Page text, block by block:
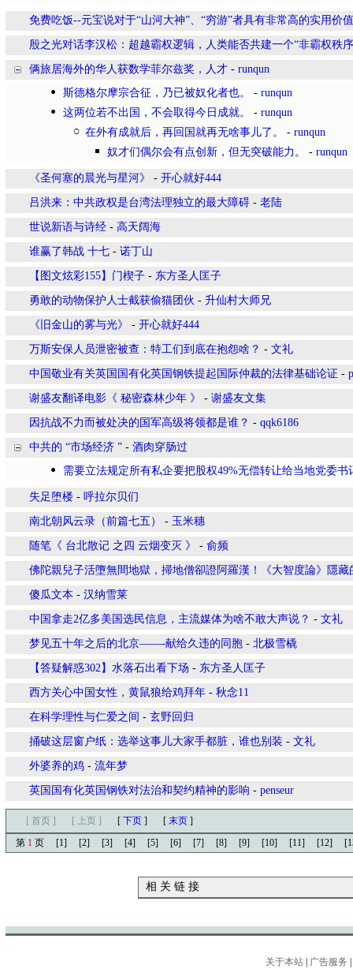
免费吃饭--元宝说对于“山河大神”、“穷游”者具有非常高的实用价
殷之光对话李汉松：超越霸权逻辑，人类能否共建一个“非霸权秩
俩旅居海外的华人获数学菲尔兹奖，人才 - runqun
斯德格尔摩宗合征，乃已被奴化者也。
- runqun
这两位若不出国，不会取得今日成就。
- runqun
在外有成就后，再回国就再无啥事儿了。
- runqun
奴才们偶尔会有点创新，但无突破能力。
- runqun
《圣何塞的晨光与星河》 - 开心就好444
吕洪来：中共政权是台湾法理独立的最大障碍 - 老陆
世说新语与诗经 - 高天阔海
谁赢了韩战 十七 - 诺丁山
【图文炫彩155】门楔子 - 东方圣人匡子
勇敢的动物保护人士截获偷猫团伙 - 升仙村大师兄
《旧金山的雾与光》 - 开心就好444
万斯安保人员泄密被查：特工们到底在抱怨啥？ - 文礼
中国敬业有关英国国有化英国钢铁提起国际仲裁的法律基础论证 -
谢盛友翻译电影《 秘密森林少年 》 - 谢盛友文集
因抗战不力而被处决的国军高级将领都是谁？ - qqk6186
中共的 “市场经济 ” - 酒肉穿肠过
需要立法规定所有私企要把股权49%无偿转让给当地党委书
失足堕楼 - 呼拉尔贝们
南北朝风云录（前篇七五） - 玉米穗
随笔《 台北散记 之四 云烟变灭 》 - 俞频
佛陀親兒子活墮無間地獄，掃地僧卻證阿羅漢！《大智度論》隱藏
傻瓜文本 - 汉纳雪莱
中国拿走2亿多美国选民信息，主流媒体为啥不敢大声说？ - 文礼
梦见五十年之后的北京——-献给久违的同胞 - 北极雪橇
【答疑解惑302】水落石出看下场 - 东方圣人匡子
西方关心中国女性，黄鼠狼给鸡拜年 - 秋念11
在科学理性与仁爱之间 - 玄野回归
捅破这层窗户纸：选举这事儿大家手都脏，谁也别装 - 文礼
外婆养的鸡 - 流年梦
英国国有化英国钢铁对法治和契约精神的影响 - penseur
[ 首页 ] [ 上页 ] [ 下页 ] [ 末页 ]
第 1 页 [1] [2] [3] [4] [5] [6] [7] [8] [9] [10] [11] [12]
相 关 链 接
关于本站 广告服务